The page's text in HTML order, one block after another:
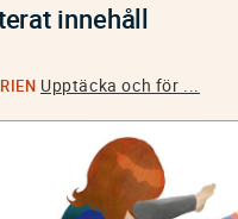
innehåll
Upptäcka och för ...